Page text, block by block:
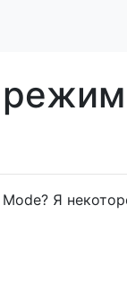
Я